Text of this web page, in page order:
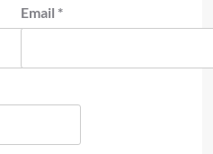
Email *